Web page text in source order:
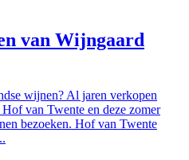
van Wijngaard
wijnen? Al jaren verkopen
van Twente en deze zomer
bezoeken. Hof van Twente